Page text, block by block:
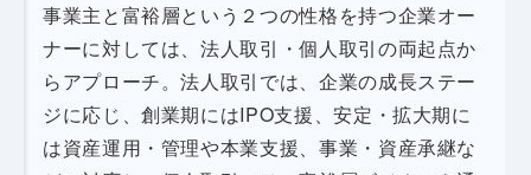
事業主と富裕層という２つの性格を持つ企業オー
ナーに対しては、法人取引・個人取引の両起点か
らアプローチ。法人取引では、企業の成長ステー
ジに応じ、創業期にはIPO支援、安定・拡大期に
は資産運用・管理や本業支援、事業・資産承継な